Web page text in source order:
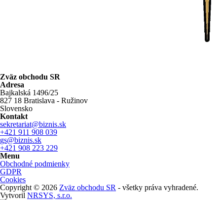
Zväz obchodu SR
Adresa
Bajkalská 1496/25
827 18 Bratislava - Ružinov
Slovensko
Kontakt
sekretariat@biznis.sk
+421 911 908 039
gs@biznis.sk
+421 908 223 229
Menu
Obchodné podmienky
GDPR
Cookies
Copyright © 2026 Zväz obchodu SR - všetky práva vyhradené.
Vytvoril NRSYS, s.r.o.